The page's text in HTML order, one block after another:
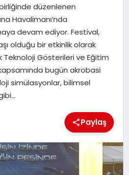
birliğinde düzenlenen
Havalimanı’nda
devam ediyor. Festival,
olduğu bir etkinlik olarak
Teknoloji Gösterileri ve Eğitim
bugün akrobasi
simülasyonlar, bilimsel
Paylaş